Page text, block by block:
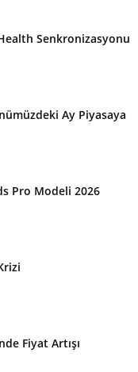
Senkronizasyonu
Ay Piyasaya
Pro Modeli 2026
Fiyat Artışı